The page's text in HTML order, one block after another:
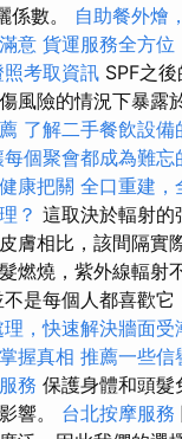
係數。 自助餐外燴
意 貨運服務全方位
考取資訊 SPF之
風險的情況下暴露
了解二手餐飲設
個聚會都成為難忘
康把關 全口重建，
？ 這取決於輻射的
膚相比，該間隔實
燃燒，紫外線輻射
是每個人都喜歡
，快速解決牆面受
握真相 推薦一些信
務 保護身體和頭髮
響。 台北按摩服務